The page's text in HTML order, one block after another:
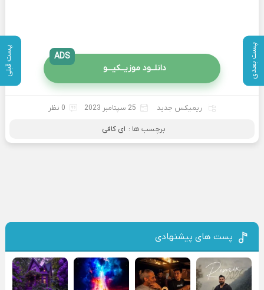
پست بعدی پست قبلی دانلــود موزیــکیـــو
ADS
ریمیکس جدید 25 سپتامبر 2023 0 نظر
برچسب ها : ای کافی
پست های پیشنهادی